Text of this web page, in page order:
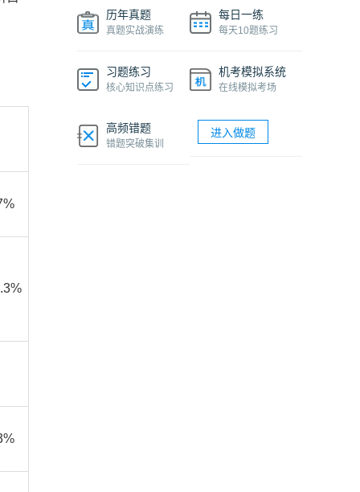
费课程
机考系统操作流程及画图讲解
软考网络工程师视频课程
历年真题
真题实战演练
每日一练
每天10题练习
习题练习
核心知识点练习
机考模拟系统
在线模拟考场
高频错题
错题突破集训
进入做题